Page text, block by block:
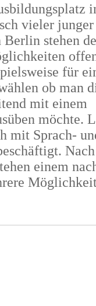
vieler
stehen
für
ob man
mit einem
möchte.
mit Sprach-
einem